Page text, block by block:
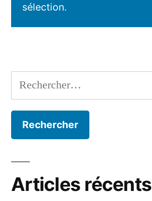
sélection.
Rechercher :
Articles récents